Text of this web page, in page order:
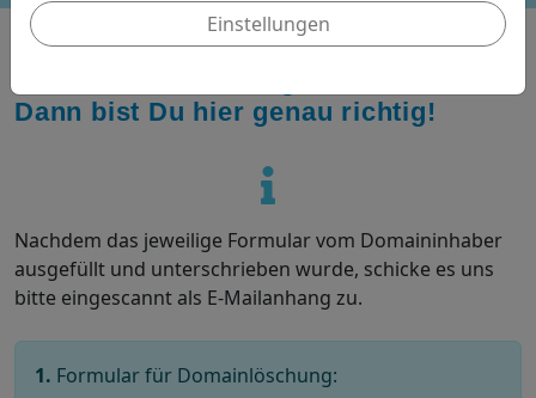
Dann bist Du hier genau richtig!
Nachdem das jeweilige Formular vom Domaininhaber
ausgefüllt und unterschrieben wurde, schicke es uns
bitte eingescannt als E-Mailanhang zu.
1. Formular für Domainlöschung:
Einstellungen